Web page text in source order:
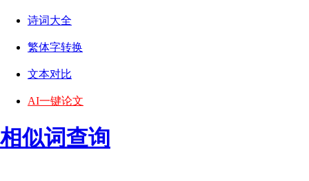
诗词大全
繁体字转换
文本对比
AI一键论文
相似词查询